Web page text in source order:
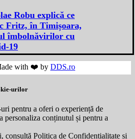
Robu explică ce
Fritz, în Timișoara,
îmbolnăvirilor cu
19
with ❤️ by DDS.ro
urilor
pentru a oferi o experiență de
personaliza conținutul și pentru a
consultă Politica de Confidențialitate și